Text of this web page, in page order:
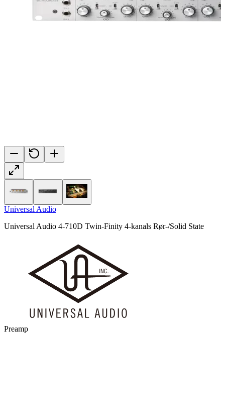
Universal Audio
Universal Audio 4-710D Twin-Finity 4-kanals Rør-/Solid State
Preamp